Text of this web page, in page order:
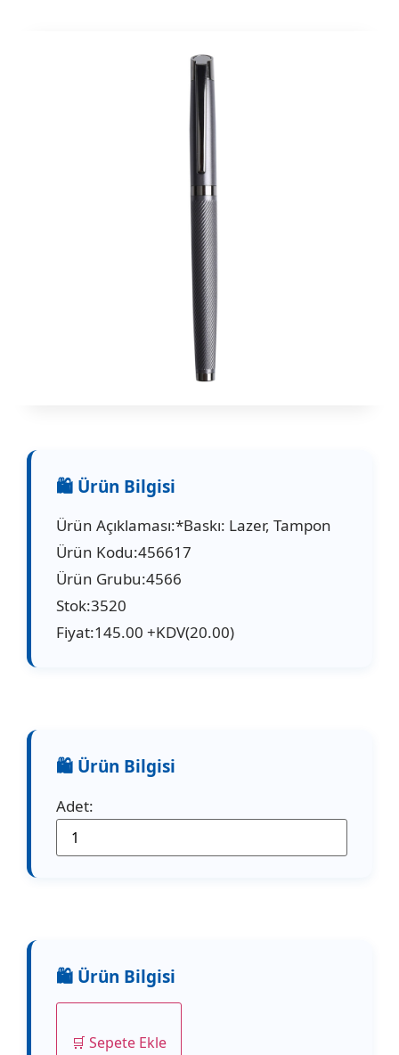
Ürün Açıklaması:*Baskı: Lazer, Tampon
Ürün Kodu:456617
Ürün Grubu:4566
Stok:3520
Fiyat:145.00 +KDV(20.00)
Adet:
🛒 Sepete Ekle